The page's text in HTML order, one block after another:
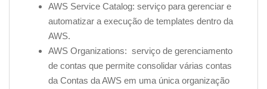
AWS Service Catalog: serviço para gerenciar e
automatizar a execução de templates dentro da
AWS.
AWS Organizations: serviço de gerenciamento
de contas que permite consolidar várias contas
da Contas da AWS em uma única organização